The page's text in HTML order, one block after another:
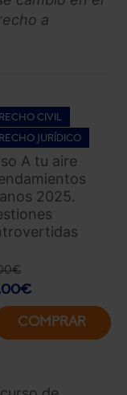
a
CIVIL
JURÍDICO
A tu aire
2025.
€
€
COMPRAR